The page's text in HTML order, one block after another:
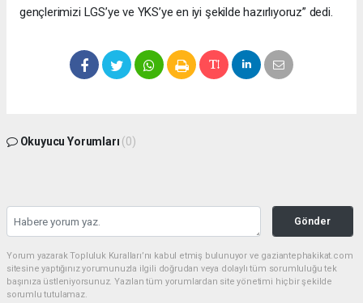
gençlerimizi LGS’ye ve YKS’ye en iyi şekilde hazırlıyoruz” dedi.
Okuyucu Yorumları (0)
Gönder
Yorum yazarak Topluluk Kuralları’nı kabul etmiş bulunuyor ve gaziantephakikat.com
sitesine yaptığınız yorumunuzla ilgili doğrudan veya dolaylı tüm sorumluluğu tek
başınıza üstleniyorsunuz. Yazılan tüm yorumlardan site yönetimi hiçbir şekilde
sorumlu tutulamaz.